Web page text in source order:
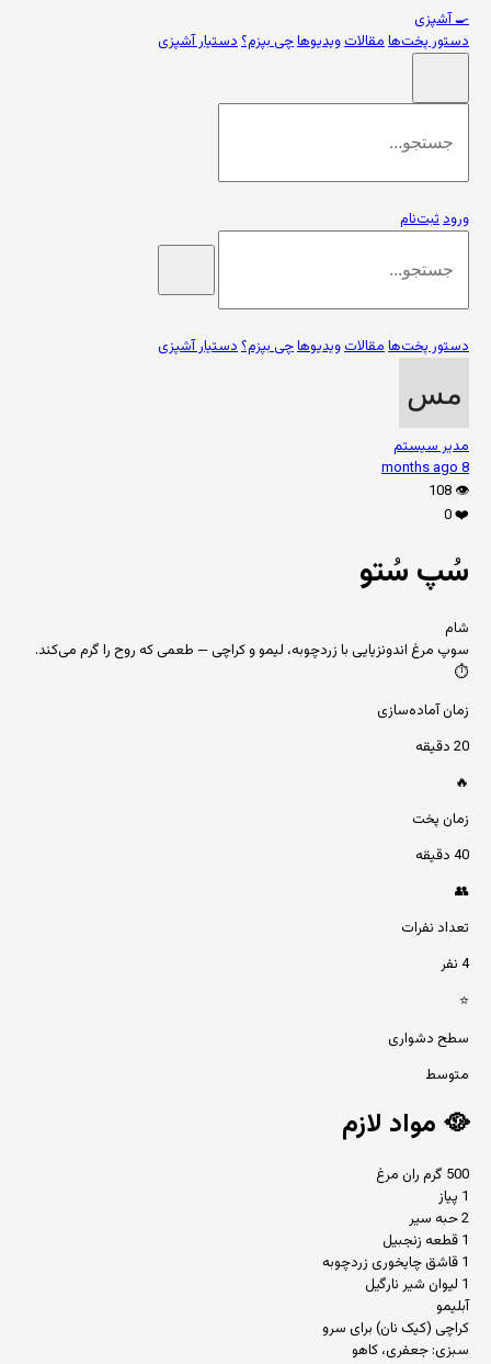
🍳آشپزی
دستور پخت‌هامقالاتویدیوهاچی بپزم؟دستیار آشپزی
ورودثبت‌نام
دستور پخت‌هامقالاتویدیوهاچی بپزم؟دستیار آشپزی
مدیر سیستم
8 months ago
👁️
108
❤️
0
سُپ سُتو
شام
سوپ مرغ اندونزیایی با زردچوبه، لیمو و کراچی — طعمی که روح را گرم می‌کند.
⏱️
زمان آماده‌سازی
20 دقیقه
🔥
زمان پخت
40 دقیقه
👥
تعداد نفرات
4 نفر
⭐
سطح دشواری
متوسط
🥘 مواد لازم
500 گرم ران مرغ
1 پیاز
2 حبه سیر
1 قطعه زنجبیل
1 قاشق چایخوری زردچوبه
1 لیوان شیر نارگیل
آبلیمو
کراچی (کیک نان) برای سرو
سبزی: جعفری، کاهو